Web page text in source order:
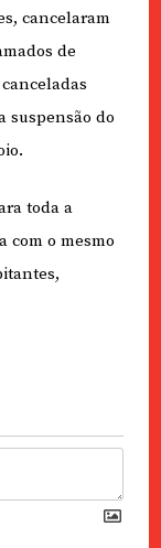
cancelaram
de
suspensão do
toda a
com o mesmo